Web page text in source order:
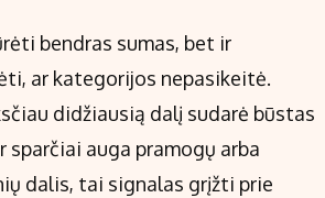
bendras sumas, bet ir
ar kategorijos nepasikeitė.
didžiausią dalį sudarė būstas
sparčiai auga pramogų arba
dalis, tai signalas grįžti prie